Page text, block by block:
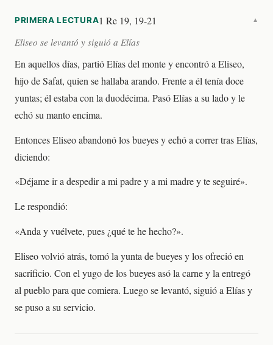
PRIMERA LECTURA1 Re 19, 19-21 ▼
Eliseo se levantó y siguió a Elías
En aquellos días, partió Elías del monte y encontró a Eliseo,
hijo de Safat, quien se hallaba arando. Frente a él tenía doce
yuntas; él estaba con la duodécima. Pasó Elías a su lado y le
echó su manto encima.
Entonces Eliseo abandonó los bueyes y echó a correr tras Elías,
diciendo:
«Déjame ir a despedir a mi padre y a mi madre y te seguiré».
Le respondió:
«Anda y vuélvete, pues ¿qué te he hecho?».
Eliseo volvió atrás, tomó la yunta de bueyes y los ofreció en
sacrificio. Con el yugo de los bueyes asó la carne y la entregó
al pueblo para que comiera. Luego se levantó, siguió a Elías y
se puso a su servicio.